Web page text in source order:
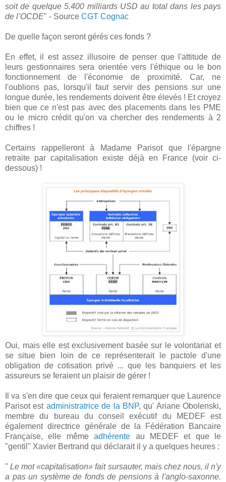
soit de quelque 5.400 milliards USD au total dans les pays
de l’OCDE" - Source CGT Cognac
De quelle façon seront gérés ces fonds ?
En effet, il est assez illusoire de penser que l'attitude de
leurs gestionnaires sera orientée vers l'éthique ou le bon
fonctionnement de l'économie de proximité. Car, ne
l'oublions pas, lorsqu'il faut servir des pensions sur une
longue durée, les rendements doivent être élevés ! Et croyez
bien que ce n'est pas avec des placements dans les PME
ou le micro crédit qu'on va chercher des rendements à 2
chiffres !
Certains rappelleront à Madame Parisot que l'épargne
retraite par capitalisation existe déjà en France (voir ci-
dessous) !
Oui, mais elle est exclusivement basée sur le volontariat et
se situe bien loin de ce représenterait le pactole d'une
obligation de cotisation privé ... que les banquiers et les
assureurs se feraient un plaisir de gérer !
Il va s'en dire que ceux qui feraient remarquer que Laurence
Parisot est administratrice de la BNP, qu' Ariane Obolenski,
membre du bureau du conseil exécutif du MEDEF est
également directrice générale de la Fédération Bancaire
Française, elle mêmeadhérente au MEDEF et que le
"gentil" Xavier Bertrand qui déclarait il y a quelques heures :
"Le mot «capitalisation» fait sursauter, mais chez nous, il n'y
a pas un système de fonds de pensions à l'anglo-saxonne.